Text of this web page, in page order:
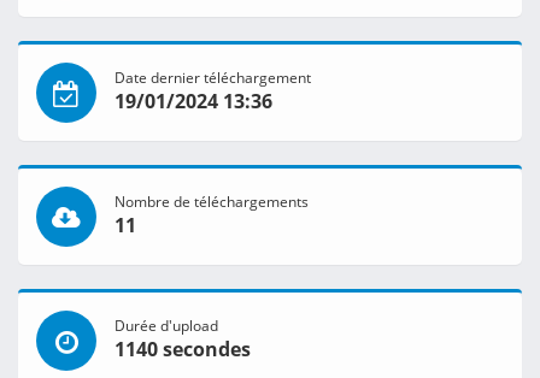
Date dernier téléchargement
19/01/2024 13:36
Nombre de téléchargements
11
Durée d'upload
1140 secondes